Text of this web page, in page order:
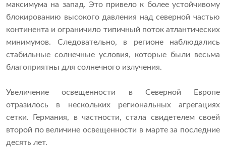
максимума на запад. Это привело к более устойчивому
блокированию высокого давления над северной частью
континента и ограничило типичный поток атлантических
минимумов. Следовательно, в регионе наблюдались
стабильные солнечные условия, которые были весьма
благоприятны для солнечного излучения.
Увеличение освещенности в Северной Европе
отразилось в нескольких региональных агрегациях
сетки. Германия, в частности, стала свидетелем своей
второй по величине освещенности в марте за последние
десять лет.